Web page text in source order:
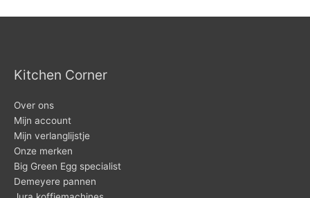
Kitchen Corner
Over ons
Mijn account
Mijn verlanglijstje
Onze merken
Big Green Egg specialist
Demeyere pannen